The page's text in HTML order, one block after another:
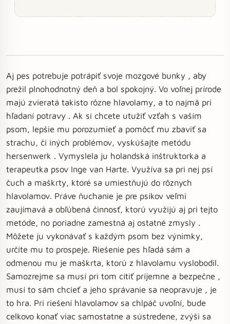
Aj pes potrebuje potrápiť svoje mozgové bunky , aby
prežil plnohodnotný deň a bol spokojný. Vo voľnej prírode
majú zvieratá takisto rôzne hlavolamy, a to najmä pri
hľadaní potravy . Ak si chcete utužiť vzťah s vaším
psom, lepšie mu porozumieť a pomôcť mu zbaviť sa
strachu, či iných problémov, vyskúšajte metódu
hersenwerk . Vymyslela ju holandská inštruktorka a
terapeutka psov Inge van Harte. Využíva sa pri nej psí
čuch a maškrty, ktoré sa umiestňujú do rôznych
hlavolamov. Práve ňuchanie je pre psíkov veľmi
zaujímavá a obľúbená činnosť, ktorú využijú aj pri tejto
metóde, no poriadne zamestná aj ostatné zmysly .
Môžete ju vykonávať s každým psom bez výnimky,
určite mu to prospeje. Riešenie pes hľadá sám a
odmenou mu je maškrta, ktorú z hlavolamu vyslobodil.
Samozrejme sa musí pri tom cítiť príjemne a bezpečne ,
musí to sám chcieť a jeho správanie sa neopravuje , je
to hra. Pri riešení hlavolamov sa chlpáč uvoľní, bude
celkovo konať viac samostatne a sústredene, zvýši sa